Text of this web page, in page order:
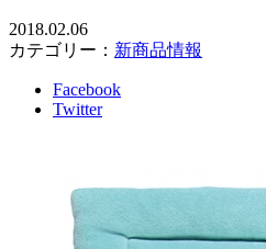
2018.02.06
カテゴリー： 新商品情報
Facebook
Twitter